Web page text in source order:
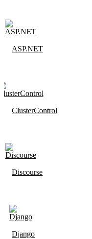
ASP.NET
ClusterControl
Discourse
Django